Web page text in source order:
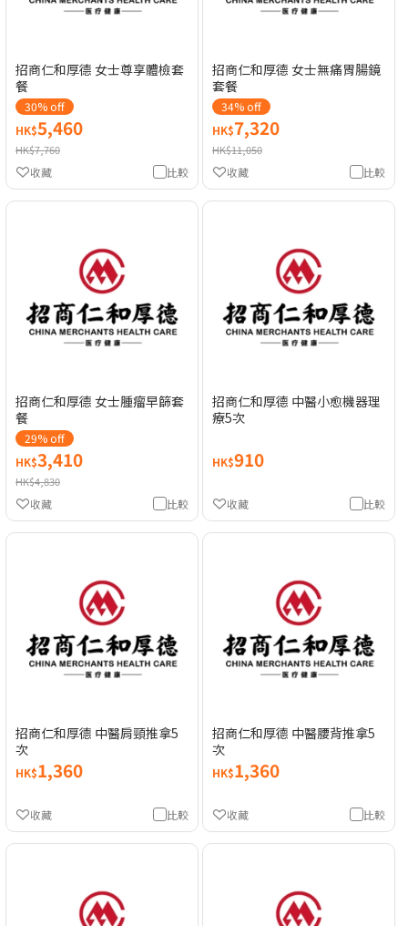
招商仁和厚德 女士尊享體檢套
餐
30% off
HK$5,460
HK$7,760
比較
收藏
招商仁和厚德 女士無痛胃腸鏡
套餐
34% off
HK$7,320
HK$11,050
比較
收藏
招商仁和厚德 女士腫瘤早篩套
餐
29% off
HK$3,410
HK$4,830
比較
收藏
招商仁和厚德 中醫小愈機器理
療5次
HK$910
比較
收藏
招商仁和厚德 中醫肩頸推拿5
次
HK$1,360
比較
收藏
招商仁和厚德 中醫腰背推拿5
次
HK$1,360
比較
收藏